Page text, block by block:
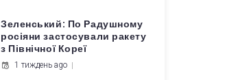
Зеленський: По Радушному
росіяни застосували ракету
з Північної Кореї
1 тиждень ago